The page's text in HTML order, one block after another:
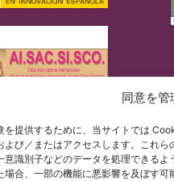
同意を管
を提供するために、当サイトでは
よび／またはアクセスします。これ
意識別子などのデータを処理できる
場合、一部の機能に悪影響を及ぼす可
679)に従って行っています。
イン語コンテンツを非公式に和訳し